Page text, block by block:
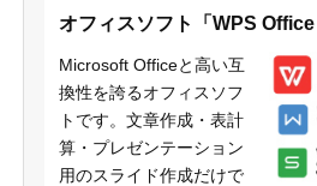
オフィスソフト「WPS Office
Microsoft Officeと高い互
換性を誇るオフィスソフ
トです。文章作成・表計
算・プレゼンテーション
用のスライド作成だけで